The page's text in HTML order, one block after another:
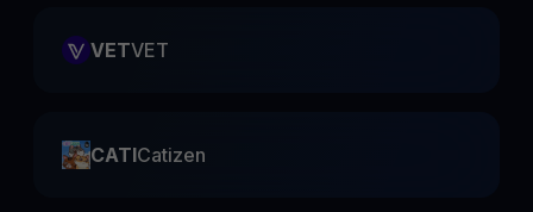
VETVET
CATICatizen